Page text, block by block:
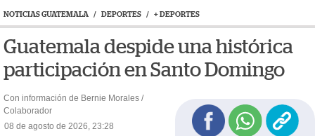
NOTICIAS GUATEMALA / DEPORTES / + DEPORTES
Guatemala despide una histórica
participación en Santo Domingo
Con información de Bernie Morales /
Colaborador
08 de agosto de 2026, 23:28